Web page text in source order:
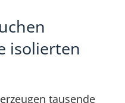
isolierten
tausende